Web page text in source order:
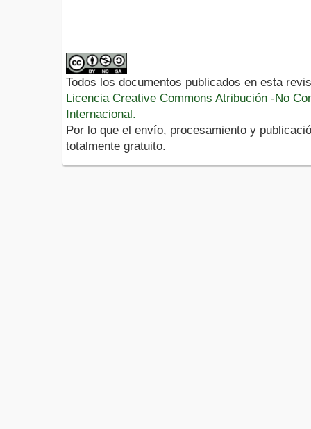
Todos los documentos publicados en esta
Licencia Creative Commons Atribución -No
Internacional.
Por lo que el envío, procesamiento y
totalmente gratuito.